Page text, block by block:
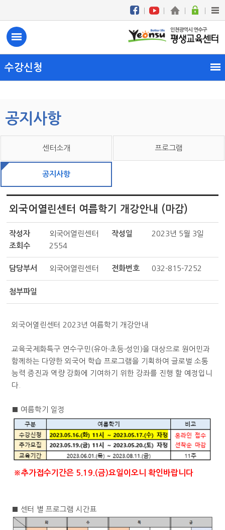
공지사항
수강신청
센터소개 프로그램
공지사항
외국어열린센터 여름학기 개강안내 (마감)
작성자 외국어열린센터 작성일
2023년 5월 3일
조회수
2554
담당부서 외국어열린센터 전화번호 032-815-7252
첨부파일
외국어열린센터 2023 년 여름학기 개강안내
교육국제화특구 연수구민 (유아∙초등∙성인)을 대상으로 원어민과
함께하는 다양한 외국어 학습 프로그램을 기획하여 글로벌 소통
능력 증진과 역량 강화에 기여하기 위한 강좌를 진행 할 예정입니
다
■ 여름학기 일정
※추가접수기간은 5.19.(금)요일이오니 확인바랍니다
■ 센터 별 프로그램 시간표